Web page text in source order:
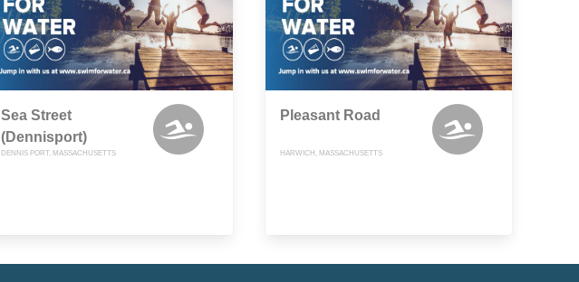
Sea Street
(Dennisport)
DENNIS PORT, MASSACHUSETTS
Pleasant Road
HARWICH, MASSACHUSETTS